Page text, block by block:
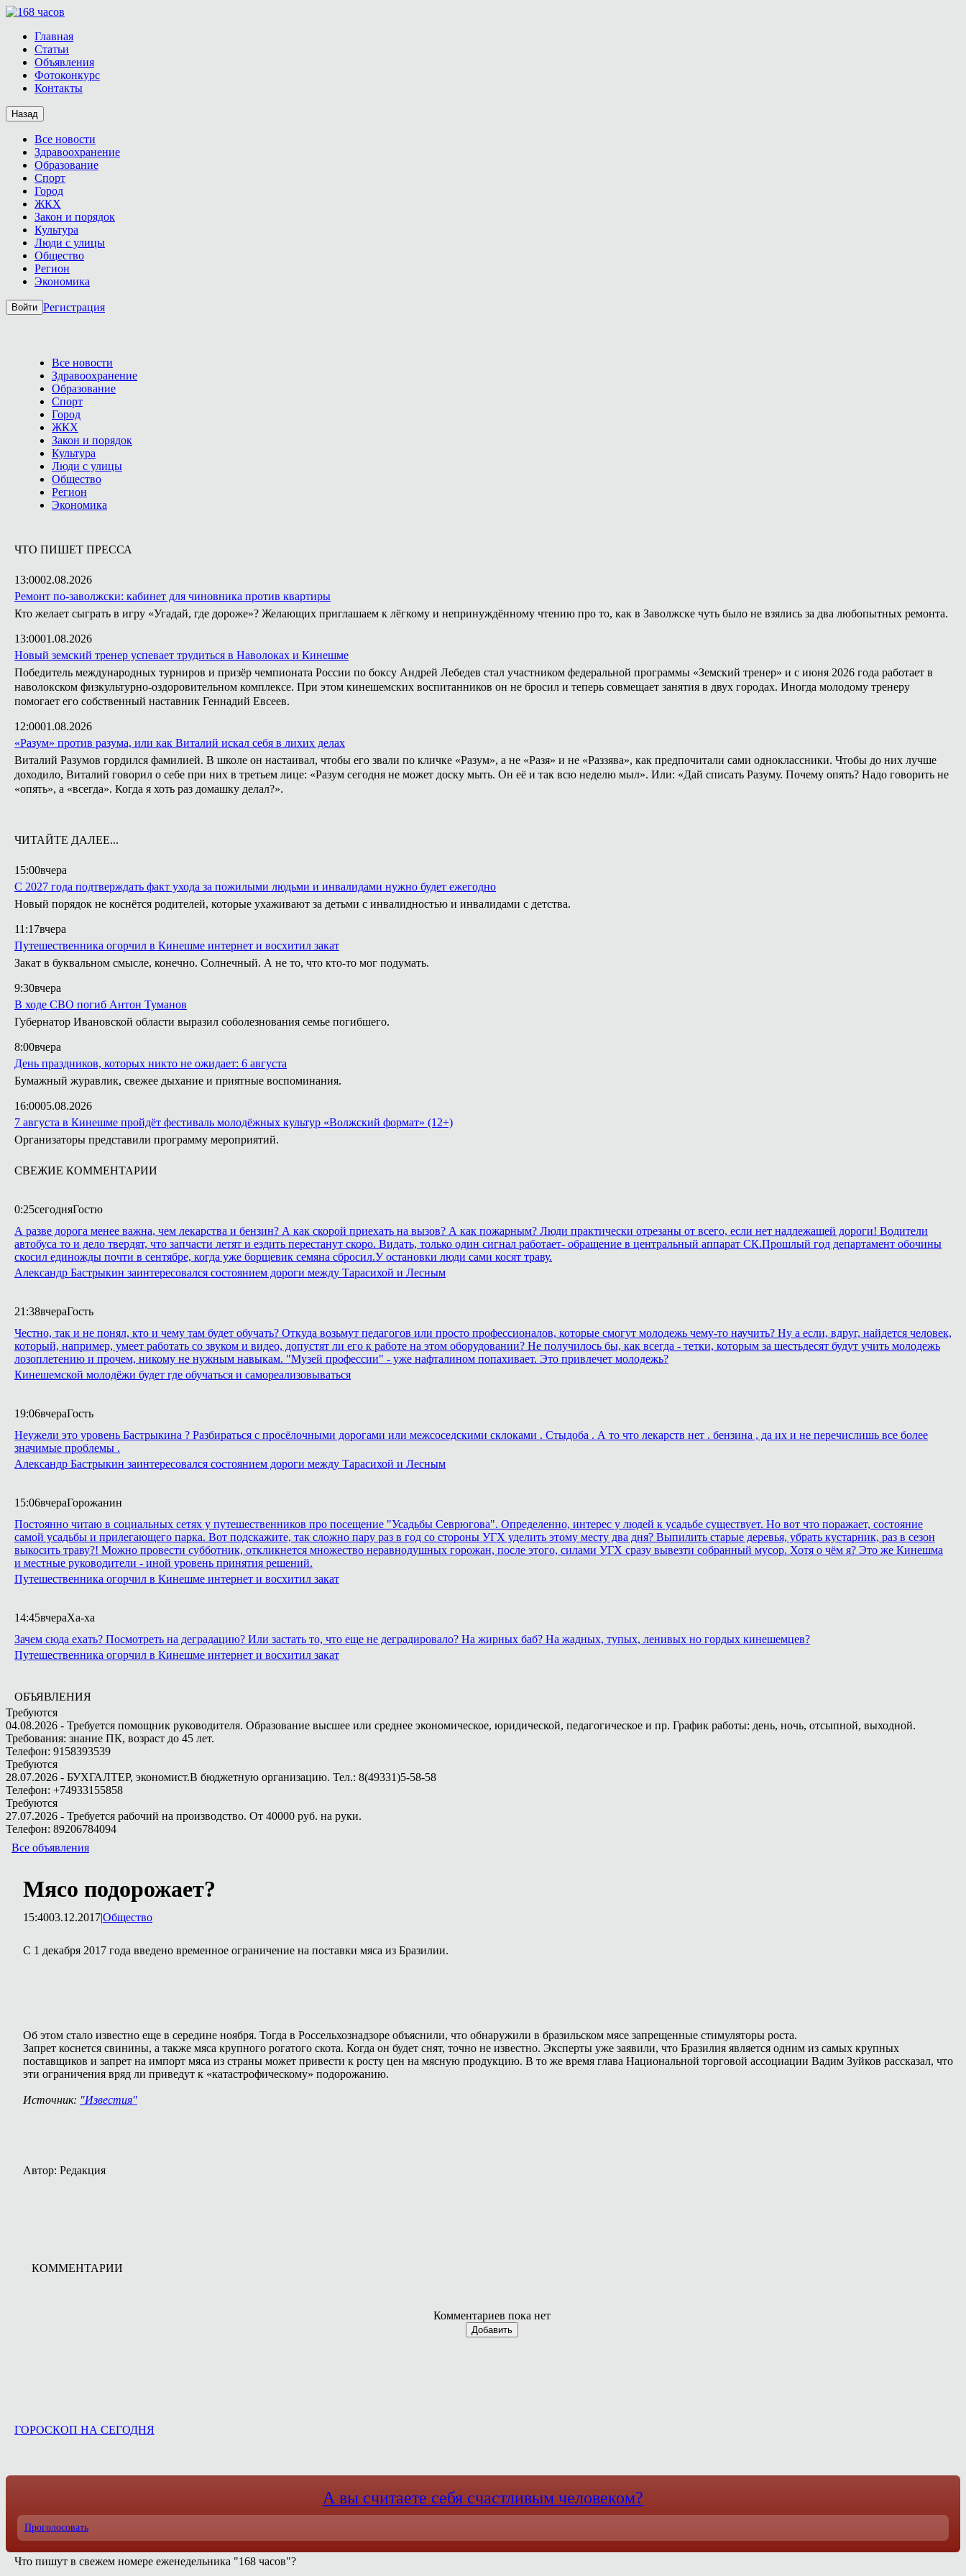
Главная
Статьи
Объявления
Фотоконкурс
Контакты
Назад
Все новости
Здравоохранение
Образование
Спорт
Город
ЖКХ
Закон и порядок
Культура
Люди с улицы
Общество
Регион
Экономика
Войти Регистрация
Все новости
Здравоохранение
Образование
Спорт
Город
ЖКХ
Закон и порядок
Культура
Люди с улицы
Общество
Регион
Экономика
ЧТО ПИШЕТ ПРЕССА
13:0002.08.2026
Ремонт по-заволжски: кабинет для чиновника против квартиры
Кто желает сыграть в игру «Угадай, где дороже»? Желающих приглашаем к лёгкому и непринуждённому чтению про то, как в Заволжске чуть было не взялись за два любопытных ремонта.
13:0001.08.2026
Новый земский тренер успевает трудиться в Наволоках и Кинешме
Победитель международных турниров и призёр чемпионата России по боксу Андрей Лебедев стал участником федеральной программы «Земский тренер» и с июня 2026 года работает в
наволокском физкультурно-оздоровительном комплексе. При этом кинешемских воспитанников он не бросил и теперь совмещает занятия в двух городах. Иногда молодому тренеру
помогает его собственный наставник Геннадий Евсеев.
12:0001.08.2026
«Разум» против разума, или как Виталий искал себя в лихих делах
Виталий Разумов гордился фамилией. В школе он настаивал, чтобы его звали по кличке «Разум», а не «Разя» и не «Раззява», как предпочитали сами одноклассники. Чтобы до них лучше
доходило, Виталий говорил о себе при них в третьем лице: «Разум сегодня не может доску мыть. Он её и так всю неделю мыл». Или: «Дай списать Разуму. Почему опять? Надо говорить не
«опять», а «всегда». Когда я хоть раз домашку делал?».
ЧИТАЙТЕ ДАЛЕЕ...
15:00вчера
С 2027 года подтверждать факт ухода за пожилыми людьми и инвалидами нужно будет ежегодно
Новый порядок не коснётся родителей, которые ухаживают за детьми с инвалидностью и инвалидами с детства.
11:17вчера
Путешественника огорчил в Кинешме интернет и восхитил закат
Закат в буквальном смысле, конечно. Солнечный. А не то, что кто-то мог подумать.
9:30вчера
В ходе СВО погиб Антон Туманов
Губернатор Ивановской области выразил соболезнования семье погибшего.
8:00вчера
День праздников, которых никто не ожидает: 6 августа
Бумажный журавлик, свежее дыхание и приятные воспоминания.
16:0005.08.2026
7 августа в Кинешме пройдёт фестиваль молодёжных культур «Волжский формат» (12+)
Организаторы представили программу мероприятий.
СВЕЖИЕ КОММЕНТАРИИ
0:25сегодняГостю
А разве дорога менее важна, чем лекарства и бензин? А как скорой приехать на вызов? А как пожарным? Люди практически отрезаны от всего, если нет надлежащей дороги! Водители
автобуса то и дело твердят, что запчасти летят и ездить перестанут скоро. Видать, только один сигнал работает- обращение в центральный аппарат СК.Прошлый год департамент обочины
скосил единожды почти в сентябре, когда уже борщевик семяна сбросил.У остановки люди сами косят траву.
Александр Бастрыкин заинтересовался состоянием дороги между Тарасихой и Лесным
21:38вчераГость
Честно, так и не понял, кто и чему там будет обучать? Откуда возьмут педагогов или просто профессионалов, которые смогут молодежь чему-то научить? Ну а если, вдруг, найдется человек,
который, например, умеет работать со звуком и видео, допустят ли его к работе на этом оборудовании? Не получилось бы, как всегда - тетки, которым за шестьдесят будут учить молодежь
лозоплетению и прочем, никому не нужным навыкам. "Музей профессии" - уже нафталином попахивает. Это привлечет молодежь?
Кинешемской молодёжи будет где обучаться и самореализовываться
19:06вчераГость
Неужели это уровень Бастрыкина ? Разбираться с просёлочными дорогами или межсоседскими склоками . Стыдоба . А то что лекарств нет . бензина , да их и не перечислишь все более
значимые проблемы .
Александр Бастрыкин заинтересовался состоянием дороги между Тарасихой и Лесным
15:06вчераГорожанин
Постоянно читаю в социальных сетях у путешественников про посещение "Усадьбы Севрюгова". Определенно, интерес у людей к усадьбе существует. Но вот что поражает, состояние
самой усадьбы и прилегающего парка. Вот подскажите, так сложно пару раз в год со стороны УГХ уделить этому месту два дня? Выпилить старые деревья, убрать кустарник, раз в сезон
выкосить траву?! Можно провести субботник, откликнется множество неравнодушных горожан, после этого, силами УГХ сразу вывезти собранный мусор. Хотя о чём я? Это же Кинешма
и местные руководители - иной уровень принятия решений.
Путешественника огорчил в Кинешме интернет и восхитил закат
14:45вчераХа-ха
Зачем сюда ехать? Посмотреть на деградацию? Или застать то, что еще не деградировало? На жирных баб? На жадных, тупых, ленивых но гордых кинешемцев?
Путешественника огорчил в Кинешме интернет и восхитил закат
ОБЪЯВЛЕНИЯ
Требуются
04.08.2026 - Требуется помощник руководителя. Образование высшее или среднее экономическое, юридической, педагогическое и пр. График работы: день, ночь, отсыпной, выходной.
Требования: знание ПК, возраст до 45 лет.
Телефон: 9158393539
Требуются
28.07.2026 - БУХГАЛТЕР, экономист.В бюджетную организацию. Тел.: 8(49331)5-58-58
Телефон: +74933155858
Требуются
27.07.2026 - Требуется рабочий на производство. От 40000 руб. на руки.
Телефон: 89206784094
Все объявления
Мясо подорожает?
15:4003.12.2017|Общество
С 1 декабря 2017 года введено временное ограничение на поставки мяса из Бразилии.
Об этом стало известно еще в середине ноября. Тогда в Россельхознадзоре объяснили, что обнаружили в бразильском мясе запрещенные стимуляторы роста.
Запрет коснется свинины, а также мяса крупного рогатого скота. Когда он будет снят, точно не известно. Эксперты уже заявили, что Бразилия является одним из самых крупных
поставщиков и запрет на импорт мяса из страны может привести к росту цен на мясную продукцию. В то же время глава Национальной торговой ассоциации Вадим Зуйков рассказал, что
эти ограничения вряд ли приведут к «катастрофическому» подорожанию.
Источник: "Известия"
Автор: Редакция
КОММЕНТАРИИ
Комментариев пока нет
Добавить
ГОРОСКОП НА СЕГОДНЯ
А вы считаете себя счастливым человеком?
Проголосовать
Что пишут в свежем номере еженедельника "168 часов"?